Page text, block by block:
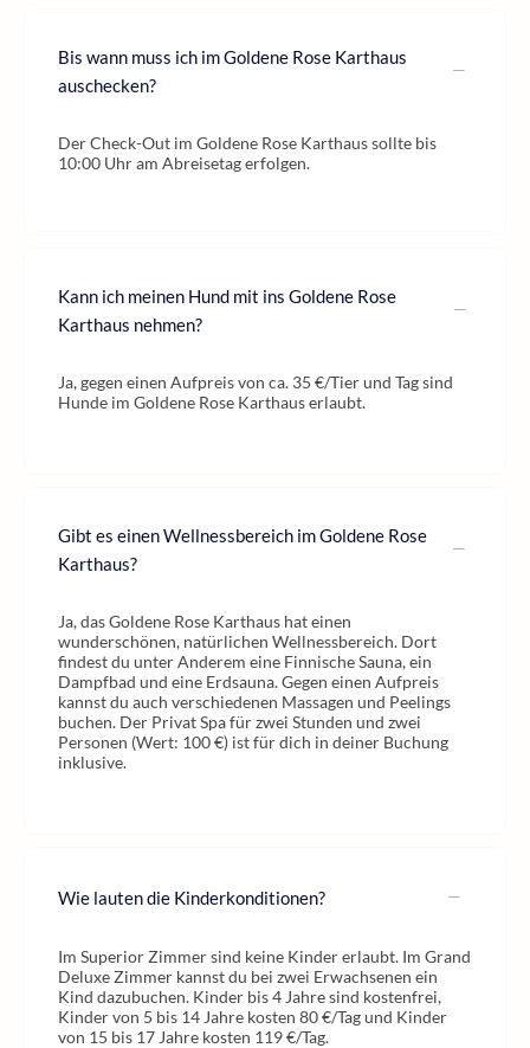
Bis wann muss ich im Goldene Rose Karthaus
auschecken?
Der Check-Out im Goldene Rose Karthaus sollte bis
10:00 Uhr am Abreisetag erfolgen.
Kann ich meinen Hund mit ins Goldene Rose
Karthaus nehmen?
Ja, gegen einen Aufpreis von ca. 35 €/Tier und Tag sind
Hunde im Goldene Rose Karthaus erlaubt.
Gibt es einen Wellnessbereich im Goldene Rose
Karthaus?
Ja, das Goldene Rose Karthaus hat einen
wunderschönen, natürlichen Wellnessbereich. Dort
findest du unter Anderem eine Finnische Sauna, ein
Dampfbad und eine Erdsauna. Gegen einen Aufpreis
kannst du auch verschiedenen Massagen und Peelings
buchen. Der Privat Spa für zwei Stunden und zwei
Personen (Wert: 100 €) ist für dich in deiner Buchung
inklusive.
Wie lauten die Kinderkonditionen?
Im Superior Zimmer sind keine Kinder erlaubt. Im Grand
Deluxe Zimmer kannst du bei zwei Erwachsenen ein
Kind dazubuchen. Kinder bis 4 Jahre sind kostenfrei,
Kinder von 5 bis 14 Jahre kosten 80 €/Tag und Kinder
von 15 bis 17 Jahre kosten 119 €/Tag.